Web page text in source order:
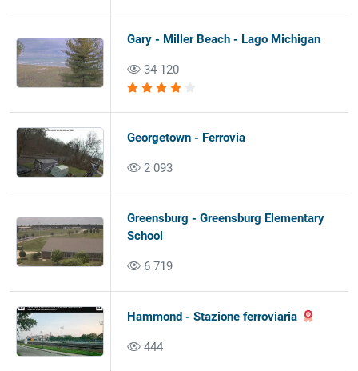
Gary - Miller Beach - Lago Michigan
34 120
Georgetown - Ferrovia
2 093
Greensburg - Greensburg Elementary
School
6 719
Hammond - Stazione ferroviaria
444